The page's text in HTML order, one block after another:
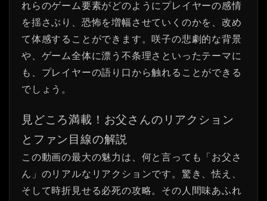
れらのゲーム要素がどのようにプレイヤーの感情
を揺さぶり、恐怖を増幅させていくのかを、改め
て体感することができます。咲子の悲劇的な背景
や、ゲーム全体に漂う不条理さといったテーマに
も、プレイヤーの語り口から触れることができる
でしょう。
見どころ満載！お父さんのリアクション
とファン目線の解説
この動画の最大の魅力は、何と言っても「お父さ
ん」のリアルなリアクションです。驚き、怯え、
そして時折見せる必死の攻略。その人間味あふれ